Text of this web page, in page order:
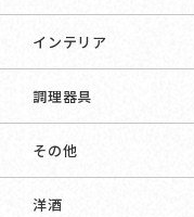
インテリア
調理器具
その他
洋酒